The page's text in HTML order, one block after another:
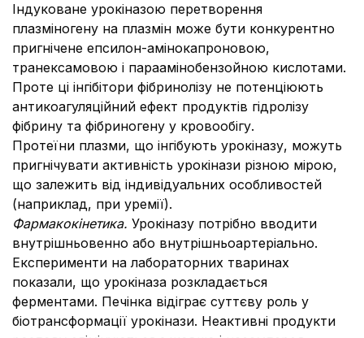
Індуковане урокіназою перетворення
плазміногену на плазмін може бути конкурентно
пригнічене епсилон-амінокапроновою,
транексамовою і параамінобензойною кислотами.
Проте ці інгібітори фібринолізу не потенціюють
антикоагуляційний ефект продуктів гідролізу
фібрину та фібриногену у кровообігу.
Протеїни плазми, що інгібують урокіназу, можуть
пригнічувати активність урокінази різною мірою,
що залежить від індивідуальних особливостей
(наприклад, при уремії).
Фармакокінетика. Урокіназу потрібно вводити
внутрішньовенно або внутрішньоартеріально.
Експерименти на лабораторних тваринах
показали, що урокіназа розкладається
ферментами. Печінка відіграє суттєву роль у
біотрансформації урокінази. Неактивні продукти